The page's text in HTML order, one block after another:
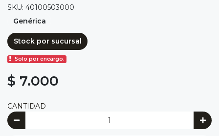
SKU: 40100503000
Genérica
Stock por sucursal
Solo por encargo.
$ 7.000
CANTIDAD